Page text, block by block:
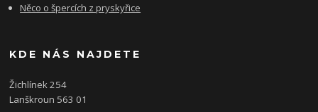
Něco o špercích z pryskyřice
KDE NÁS NAJDETE
Žichlínek 254
Lanškroun 563 01